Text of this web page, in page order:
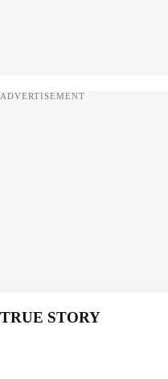
ADVERTISEMENT
TRUE STORY